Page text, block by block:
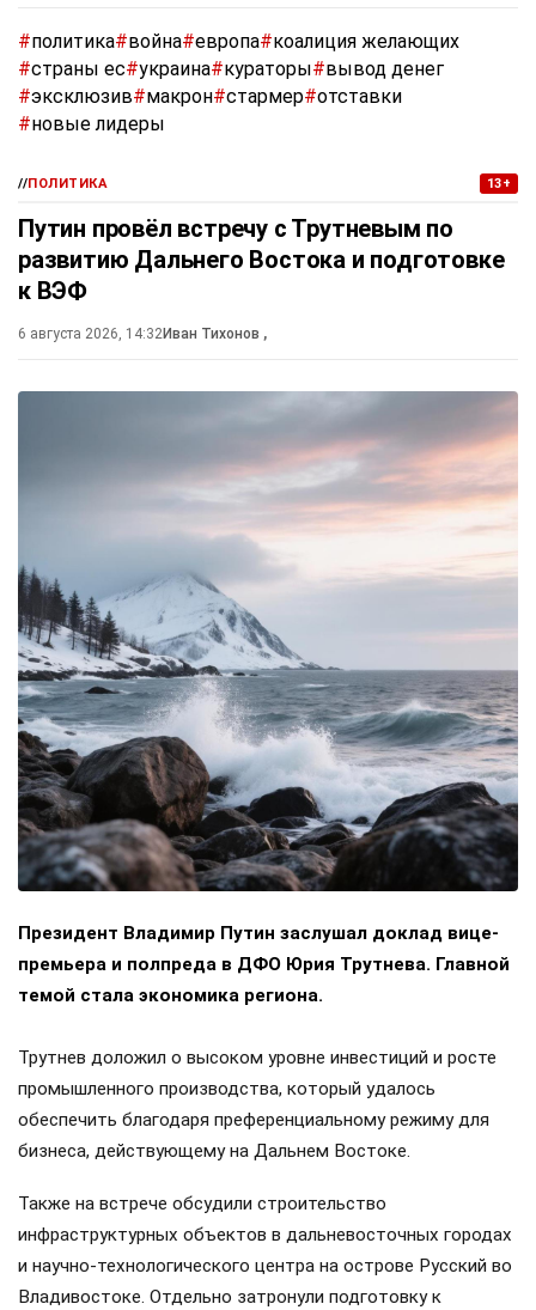
#политика#война#европа#коалиция желающих
#страны ес#украина#кураторы#вывод денег
#эксклюзив#макрон#стармер#отставки
#новые лидеры
//ПОЛИТИКА 13+
Путин провёл встречу с Трутневым по
развитию Дальнего Востока и подготовке
к ВЭФ
6 августа 2026, 14:32Иван Тихонов ,
Президент Владимир Путин заслушал доклад вице-
премьера и полпреда в ДФО Юрия Трутнева. Главной
темой стала экономика региона.
Трутнев доложил о высоком уровне инвестиций и росте
промышленного производства, который удалось
обеспечить благодаря преференциальному режиму для
бизнеса, действующему на Дальнем Востоке.
Также на встрече обсудили строительство
инфраструктурных объектов в дальневосточных городах
и научно-технологического центра на острове Русский во
Владивостоке. Отдельно затронули подготовку к